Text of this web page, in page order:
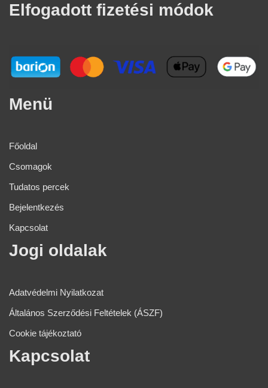
Elfogadott fizetési módok​
Menü
Főoldal
Csomagok
Tudatos percek
Bejelentkezés
Kapcsolat
Jogi oldalak​
Adatvédelmi Nyilatkozat
Általános Szerződési Feltételek (ÁSZF)
Cookie tájékoztató
Kapcsolat